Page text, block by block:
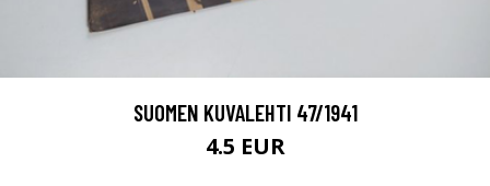
SUOMEN KUVALEHTI 47/1941
4.5 EUR